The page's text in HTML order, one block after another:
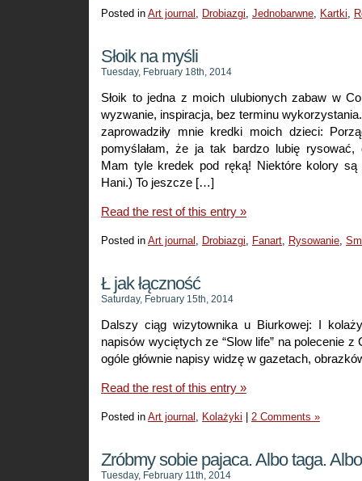
Posted in Art journal , Drobiazgi, Jednobarwne, Kartki,
Słoik na myśli
Tuesday, February 18th, 2014
Słoik to jedna z moich ulubionych zabaw w
wyzwanie, inspiracja, bez terminu
zaprowadziły mnie kredki moich dzieci:
pomyślałam, że ja tak bardzo lubię rysować,
Mam tyle kredek pod ręką! Niektóre kolory są
Hani.) To jeszcze […]
Read the rest of this entry »
Posted in Art journal , Drobiazgi, Fanart, Rysowanie,
Ł jak łączność
Saturday, February 15th, 2014
Dalszy ciąg wizytownika u Biurkowej: I
napisów wyciętych ze “Slow life” na polecenie z
ogóle głównie napisy widzę w gazetach,
Read the rest of this entry »
Posted in Art journal , Kolażyki 2 Comments »
Zróbmy sobie pajaca. Albo taga.
Tuesday, February 11th, 2014